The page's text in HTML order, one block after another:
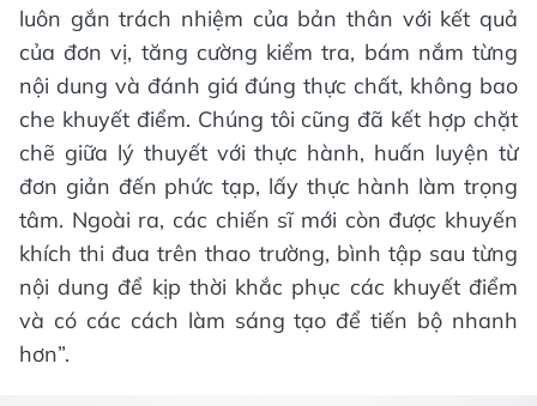
luôn gắn trách nhiệm của bản thân với kết quả
của đơn vị, tăng cường kiểm tra, bám nắm từng
nội dung và đánh giá đúng thực chất, không bao
che khuyết điểm. Chúng tôi cũng đã kết hợp chặt
chẽ giữa lý thuyết với thực hành, huấn luyện từ
đơn giản đến phức tạp, lấy thực hành làm trọng
tâm. Ngoài ra, các chiến sĩ mới còn được khuyến
khích thi đua trên thao trường, bình tập sau từng
nội dung để kịp thời khắc phục các khuyết điểm
và có các cách làm sáng tạo để tiến bộ nhanh
hơn”.